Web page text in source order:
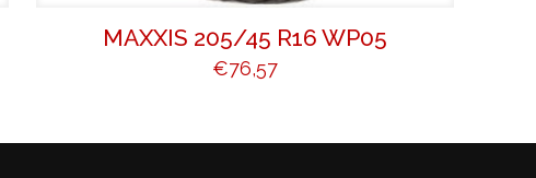
MAXXIS 205/45 R16 WP05
€76,57